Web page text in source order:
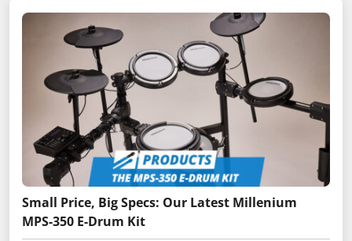
Small Price, Big Specs: Our Latest Millenium
MPS-350 E-Drum Kit